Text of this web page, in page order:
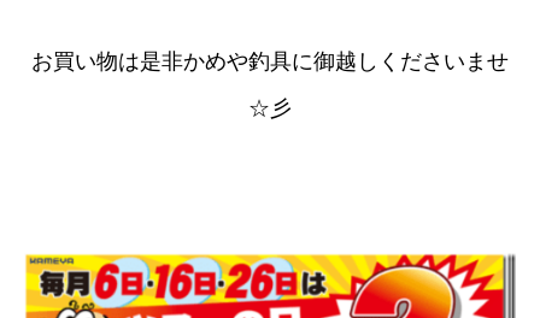
お買い物は是非かめや釣具に御越しくださいませ
☆彡